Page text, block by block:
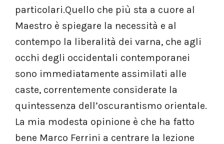
particolari.Quello che più sta a cuore al
Maestro è spiegare la necessità e al
contempo la liberalità dei varna, che agli
occhi degli occidentali contemporanei
sono immediatamente assimilati alle
caste, correntemente considerate la
quintessenza dell’oscurantismo orientale.
La mia modesta opinione è che ha fatto
bene Marco Ferrini a centrare la lezione